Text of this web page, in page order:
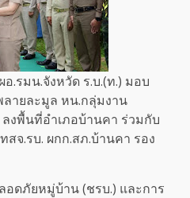
.รมน.จังหวัด ร.บ.(ท.) มอบ
ายละมูล หน.กลุ่มงาน
งพื้นที่อำเภอบ้านคา ร่วมกับ
สจ.รบ. ผกก.สภ.บ้านคา รอง
อดภัยหมู่บ้าน (ชรบ.) และการ